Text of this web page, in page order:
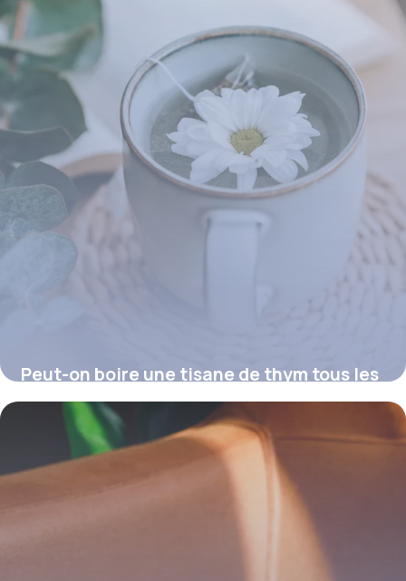
Peut-on boire une tisane de thym tous les
soirs ?
16 juillet 2026